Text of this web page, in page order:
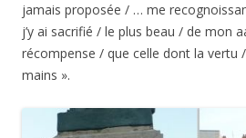
jamais proposée / … me
j’y ai sacrifié / le plus beau / de mon
récompense / que celle dont la vertu
mains ».